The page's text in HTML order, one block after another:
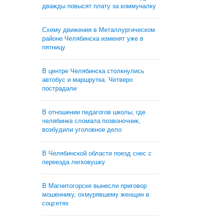
дважды повысят плату за коммуналку
Схему движения в Металлургическом
районе Челябинска изменят уже в
пятницу
В центре Челябинска столкнулись
автобус и маршрутка. Четверо
пострадали
В отношении педагогов школы, где
челябинка сломала позвоночник,
возбудили уголовное дело
В Челябинской области поезд снес с
переезда легковушку
В Магнитогорске вынесли приговор
мошеннику, охмурявшему женщин в
соцсетях